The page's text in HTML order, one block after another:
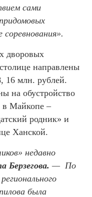
сами
дворовых
направлены
16 млн. рублей.
на обустройство
в Майкопе –
родник» и
Ханской.
недавно
Берзегова. — По
была